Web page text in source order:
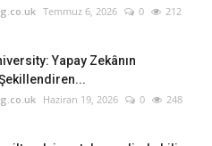
Temmuz 6, 2026 0 212
Yapay Zekânın
Haziran 19, 2026 0 248